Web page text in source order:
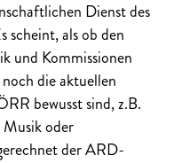
Dienst des
scheint, als ob den
und Kommissionen
die aktuellen
bewusst sind, z.B.
Musik oder
der ARD-